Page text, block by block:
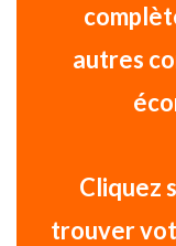
autres
Cliquez
trouver